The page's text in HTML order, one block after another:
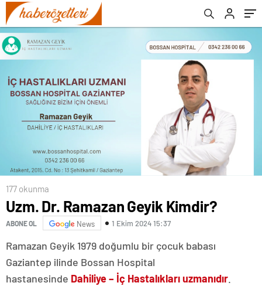
177 okunma
Uzm. Dr. Ramazan Geyik Kimdir?
ABONE OL News 1 Ekim 2024 15:37
Ramazan Geyik 1979 doğumlu bir çocuk babası
Gaziantep ilinde Bossan Hospital
hastanesinde Dahiliye – İç Hastalıkları uzmanıdır